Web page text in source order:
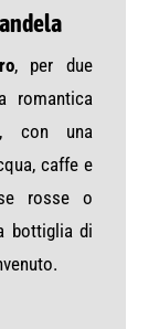
, per due
romantica
con una
caffe e
rosse o
bottiglia di